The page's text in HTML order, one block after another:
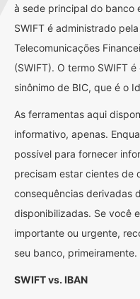
à sede principal do banco
SWIFT é administrado
Telecomunicações
(SWIFT). O termo SWIFT
sinônimo de BIC, que é o
As ferramentas aqui
informativo, apenas.
possível para fornecer
precisam estar cientes de
consequências derivadas
disponibilizadas. Se você
importante ou urgente,
seu banco, primeiramente.
SWIFT vs. IBAN